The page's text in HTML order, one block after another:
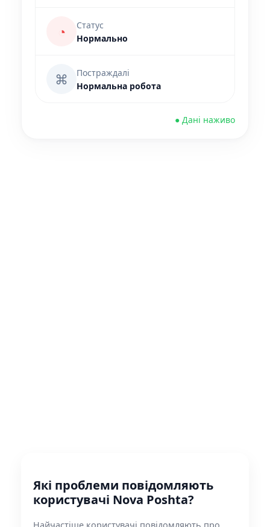
◔
Статус
Нормально
⌘
Постраждалі
Нормальна робота
● Дані наживо
Які проблеми повідомляють
користувачі Nova Poshta?